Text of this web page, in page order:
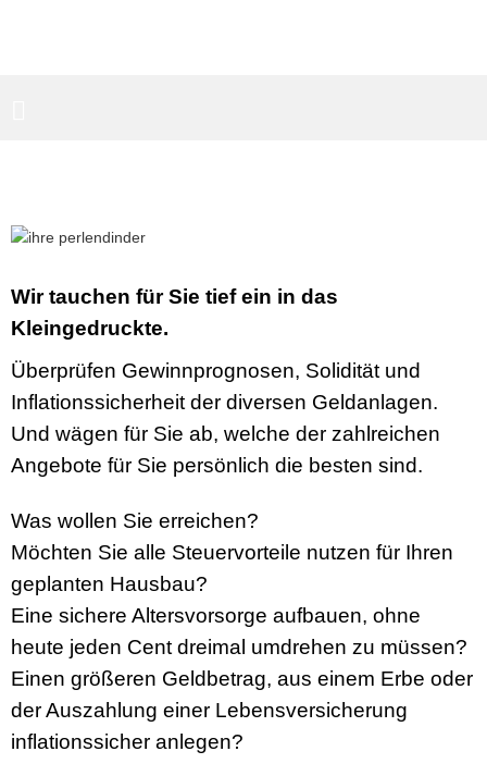
Wir tauchen für Sie tief ein in das
Kleingedruckte.
Überprüfen Gewinnprognosen, Solidität und
Inflationssicherheit der diversen Geldanlagen.
Und wägen für Sie ab, welche der zahlreichen
Angebote für Sie persönlich die besten sind.
Was wollen Sie erreichen?
Möchten Sie alle Steuervorteile nutzen für Ihren
geplanten Hausbau?
Eine sichere Altersvorsorge aufbauen, ohne
heute jeden Cent dreimal umdrehen zu müssen?
Einen größeren Geldbetrag, aus einem Erbe oder
der Auszahlung einer Lebensversicherung
inflationssicher anlegen?